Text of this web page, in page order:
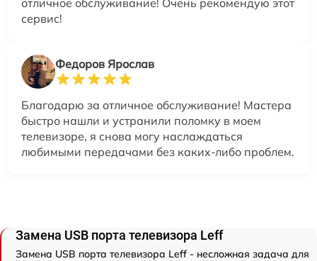
сервис!
Федоров Ярослав
Благодарю за отличное обслуживание! Мастера
быстро нашли и устранили поломку в моем
телевизоре, я снова могу наслаждаться
любимыми передачами без каких-либо проблем.
Замена USB порта телевизора Leff
Замена USB порта телевизора Leff - несложная задача для